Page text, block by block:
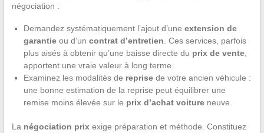
négociation :
Demandez systématiquement l’ajout d’une extension de
garantieou d’un contrat d’entretien . Ces services, parfois
plus aisés à obtenir qu’une baisse directe du prix de vente,
apportent une vraie valeur à long terme.
Examinez les modalités de reprisede votre ancien véhicule :
une bonne estimation de la reprise peut équilibrer une
remise moins élevée sur le prix d’achat voitureneuve.
La négociation prixexige préparation et méthode. Constituez